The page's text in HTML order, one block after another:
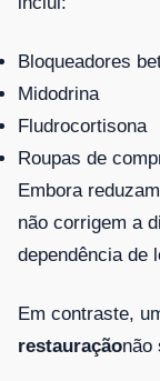
Bloqueadores
Midodrina
Fludrocortisona
Roupas de
Embora
não corrigem a
dependência de
Em contraste,
restauraçãonão